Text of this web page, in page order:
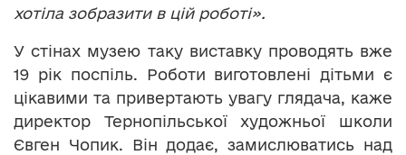
хотіла зобразити в цій роботі».
У стінах музею таку виставку проводять вже
19 рік поспіль. Роботи виготовлені дітьми є
цікавими та привертають увагу глядача, каже
директор Тернопільської художньої школи
Євген Чопик. Він додає, замислюватись над